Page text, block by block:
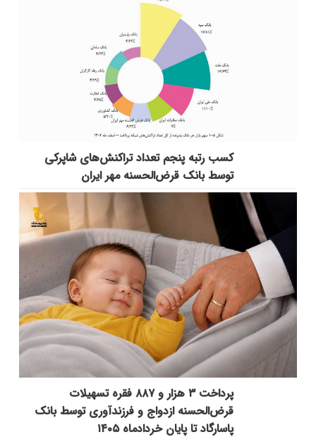
کسب رتبه پنجم تعداد تراکنش‌های شاپرکی
توسط بانک قرض‌الحسنه مهر ایران
پرداخت ۳ هزار و ۸۸۷ فقره تسهیلات
قرض‌الحسنه ازدواج و فرزندآوری توسط بانک
پاسارگاد تا پایان خردادماه ۱۴۰۵